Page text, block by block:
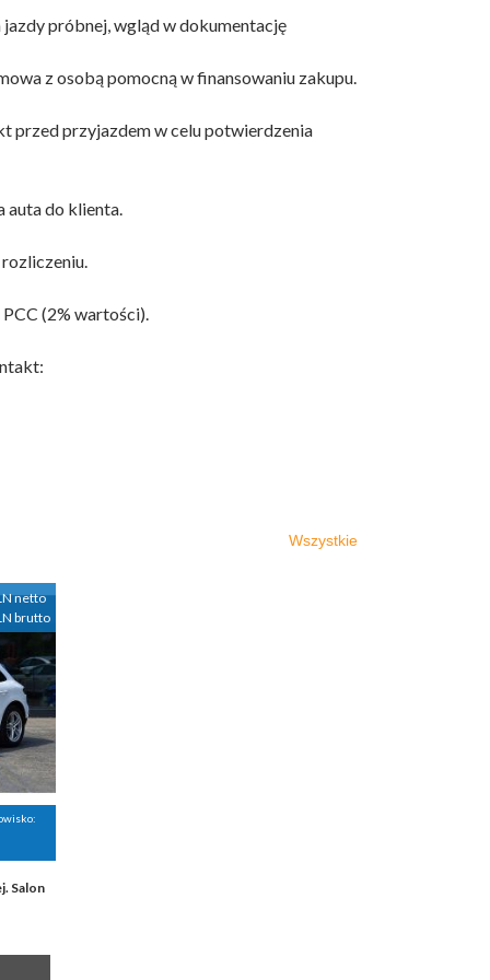
próbnej, wgląd w dokumentację
z osobą pomocną w finansowaniu zakupu.
przed przyjazdem w celu potwierdzenia
auta do klienta.
(2% wartości).
Wszystkie
netto
brutto
Salon